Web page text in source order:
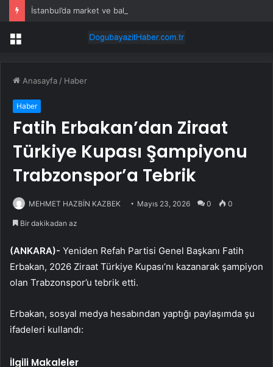
Menü
Anasayfa / Haber
Haber
Fatih Erbakan’dan Ziraat
Türkiye Kupası Şampiyonu
Trabzonspor’a Tebrik
MEHMET HAZBİN KAZBEK Mayıs 23, 2026 0 0
Bir dakikadan az
(ANKARA)- Yeniden Refah Partisi Genel Başkanı Fatih
Erbakan, 2026 Ziraat Türkiye Kupası’nı kazanarak şampiyon
olan Trabzonspor’u tebrik etti.
Erbakan, sosyal medya hesabından yaptığı paylaşımda şu
ifadeleri kullandı:
İlgili Makaleler